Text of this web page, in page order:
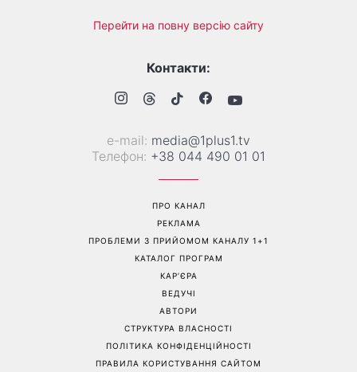
Перейти на повну версію сайту
Контакти:
е-mail: media@1plus1.tv
Телефон: +38 044 490 01 01
ПРО КАНАЛ
РЕКЛАМА
ПРОБЛЕМИ З ПРИЙОМОМ КАНАЛУ 1+1
КАТАЛОГ ПРОГРАМ
КАР’ЄРА
ВЕДУЧІ
АВТОРИ
СТРУКТУРА ВЛАСНОСТІ
ПОЛІТИКА КОНФІДЕНЦІЙНОСТІ
ПРАВИЛА КОРИСТУВАННЯ САЙТОМ